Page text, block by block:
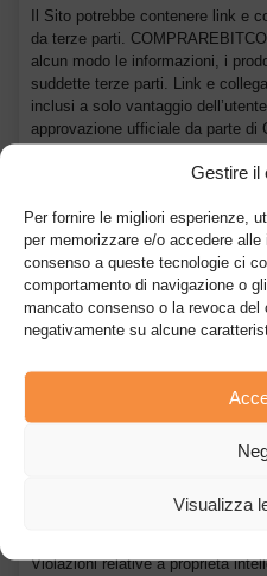
Gestire il
Per fornire le migliori esperienze,
per memorizzare e/o accedere
consenso a queste tecnologie ci
comportamento di navigazione o
mancato consenso o la revoca del
negativamente su alcune
Visualizza
Il Sito potrebbe contenere link e
da terze parti.
alcun modo le informazioni, i
suddette terze parti. Link e
inclusi a solo vantaggio
approvazione ufficiale da parte di
Limitazioni di utilizzo
L’utente accetta di utilizzare il
servizi offerti da
senza limitazione, l’utilizzo del
persecuzione, minaccia, abuso o
trasmissione di file corrotti o di
Violazioni relative a proprietà